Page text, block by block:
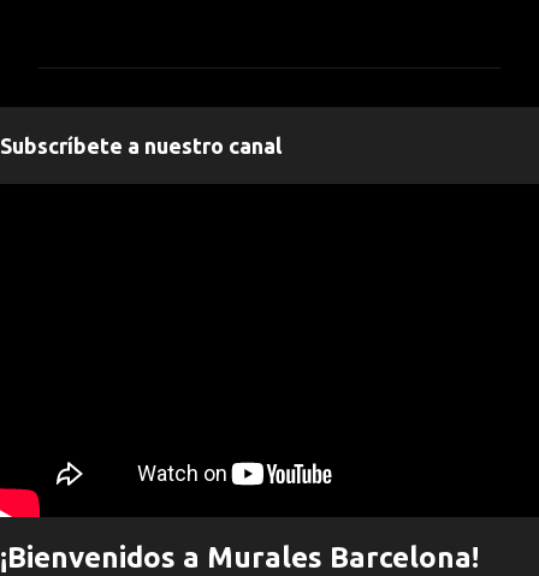
t
Subscríbete a nuestro canal
¡Bienvenidos a Murales Barcelona!